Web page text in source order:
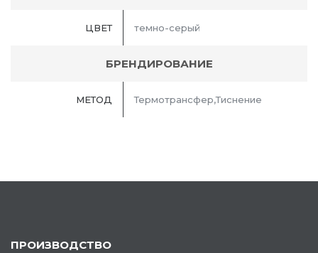
ЦВЕТ темно-серый
БРЕНДИРОВАНИЕ
МЕТОД Термотрансфер,Тиснение
ПРОИЗВОДСТВО